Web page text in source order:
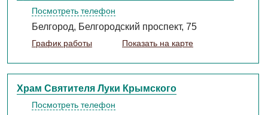
Посмотреть телефон
Белгород, Белгородский проспект, 75
График работы Показать на карте
Храм Святителя Луки Крымского
Посмотреть телефон